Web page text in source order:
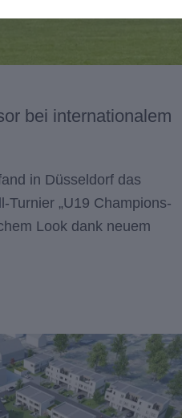
bei internationalem
in Düsseldorf das
Turnier „U19 Champions-
Look dank neuem